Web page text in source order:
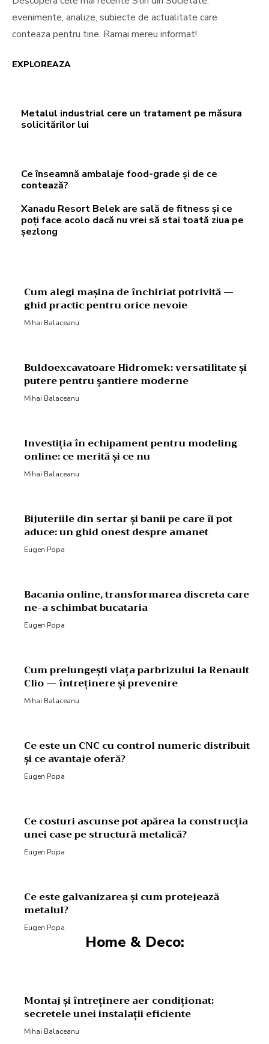
evenimente, analize, subiecte de actualitate care
conteaza pentru tine. Ramai mereu informat!
EXPLOREAZA
Metalul industrial cere un tratament pe măsura
solicitărilor lui
Ce înseamnă ambalaje food-grade și de ce
contează?
Xanadu Resort Belek are sală de fitness și ce
poți face acolo dacă nu vrei să stai toată ziua pe
șezlong
Cum alegi mașina de închiriat potrivită —
ghid practic pentru orice nevoie
Mihai Balaceanu
Buldoexcavatoare Hidromek: versatilitate și
putere pentru șantiere moderne
Mihai Balaceanu
Investiția în echipament pentru modeling
online: ce merită și ce nu
Mihai Balaceanu
Bijuteriile din sertar și banii pe care îi pot
aduce: un ghid onest despre amanet
Eugen Popa
Bacania online, transformarea discreta care
ne-a schimbat bucataria
Eugen Popa
Cum prelungești viața parbrizului la Renault
Clio — întreținere și prevenire
Mihai Balaceanu
Ce este un CNC cu control numeric distribuit
și ce avantaje oferă?
Eugen Popa
Ce costuri ascunse pot apărea la construcția
unei case pe structură metalică?
Eugen Popa
Ce este galvanizarea și cum protejează
metalul?
Eugen Popa
Home & Deco:
Montaj și întreținere aer condiționat:
secretele unei instalații eficiente
Mihai Balaceanu